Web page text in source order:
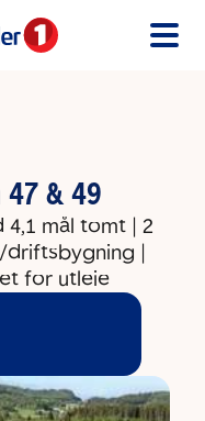
& 49
4,1 mål tomt | 2
|
for utleie